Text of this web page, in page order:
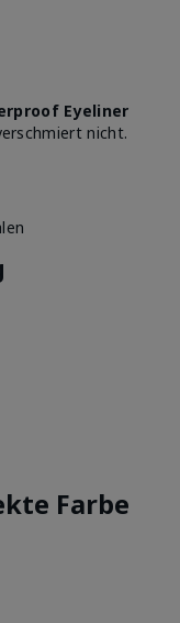
Eyeliner
nicht.
5
Farbe